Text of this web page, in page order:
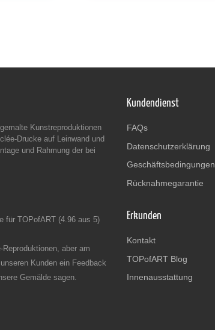
Kunstreproduktionen
Drucke auf Leinwand und
und Rahmung der bei
für TOPofART (4.96 aus 5)
aber am
Kunden ein Feedback
Gemälde sagen.
Kundendienst
FAQs
Datenschutzerklärung
Geschäftsbedingungen
Rücknahmegarantie
Erkunden
Kontakt
TOPofART Blog
Innenausstattung